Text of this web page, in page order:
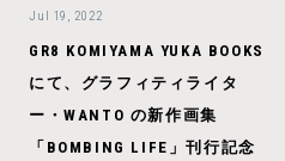
Jul 19, 2022
GR8 KOMIYAMA YUKA BOOKS
にて、グラフィティライタ
ー・WANTO の新作画集
「BOMBING LIFE」刊行記念